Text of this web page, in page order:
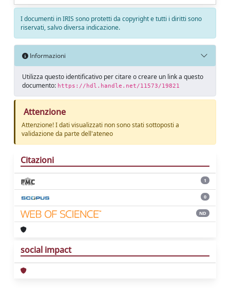
I documenti in IRIS sono protetti da copyright e tutti i diritti sono
riservati, salvo diversa indicazione.
Informazioni
Utilizza questo identificativo per citare o creare un link a questo
documento: https://hdl.handle.net/11573/19821
Attenzione
Attenzione! I dati visualizzati non sono stati sottoposti a
validazione da parte dell'ateneo
Citazioni
1
0
ND
social impact